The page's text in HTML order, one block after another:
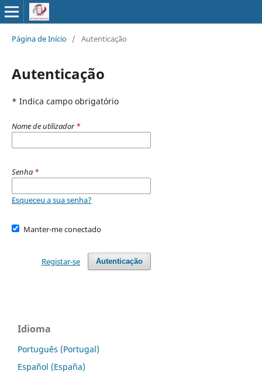
Página de Início / Autenticação
Autenticação
* Indica campo obrigatório
Nome de utilizador*
Senha *
Esqueceu a sua senha?
Manter-me conectado
Autenticação
Registar-se
Idioma
Português (Portugal)
Español (España)